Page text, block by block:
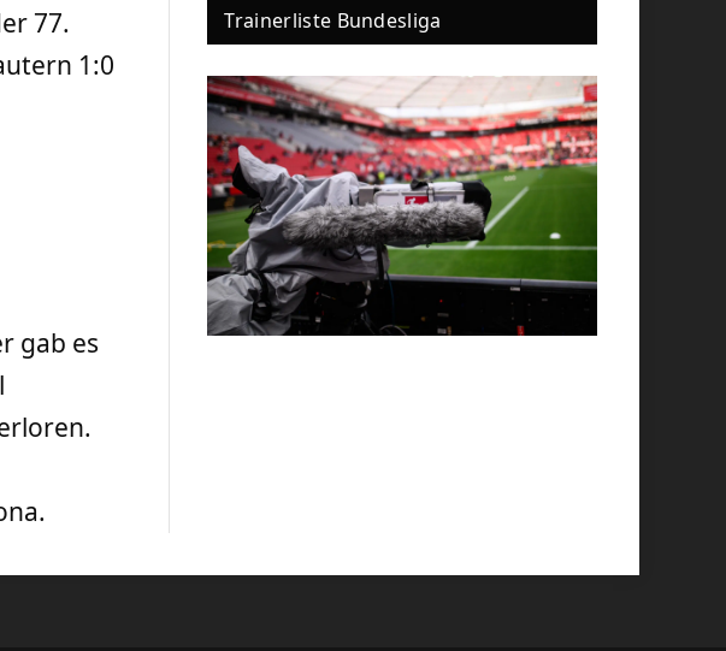
77.
1:0
gab es
Trainerliste Bundesliga